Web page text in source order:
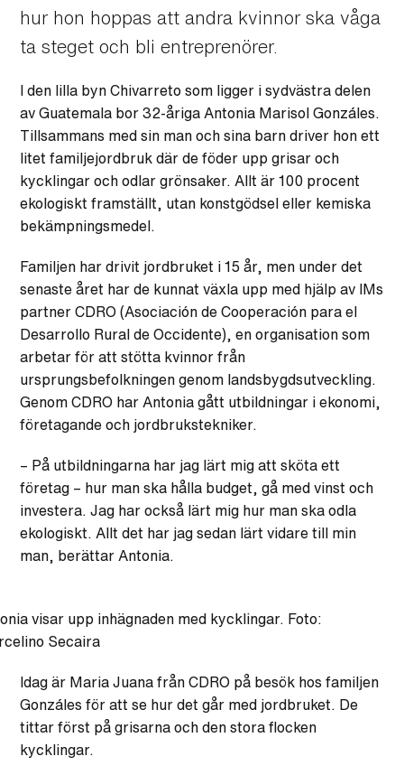
hur hon hoppas att andra kvinnor ska våga
ta steget och bli entreprenörer.
I den lilla byn Chivarreto som ligger i sydvästra delen
av Guatemala bor 32-åriga Antonia Marisol Gonzáles.
Tillsammans med sin man och sina barn driver hon ett
litet familjejordbruk där de föder upp grisar och
kycklingar och odlar grönsaker. Allt är 100 procent
ekologiskt framställt, utan konstgödsel eller kemiska
bekämpningsmedel.
Familjen har drivit jordbruket i 15 år, men under det
senaste året har de kunnat växla upp med hjälp av IMs
partner CDRO (Asociación de Cooperación para el
Desarrollo Rural de Occidente), en organisation som
arbetar för att stötta kvinnor från
ursprungsbefolkningen genom landsbygdsutveckling.
Genom CDRO har Antonia gått utbildningar i ekonomi,
företagande och jordbrukstekniker.
– På utbildningarna har jag lärt mig att sköta ett
företag – hur man ska hålla budget, gå med vinst och
investera. Jag har också lärt mig hur man ska odla
ekologiskt. Allt det har jag sedan lärt vidare till min
man, berättar Antonia.
visar upp inhägnaden med kycklingar. Foto:
Secaira
Idag är Maria Juana från CDRO på besök hos familjen
Gonzáles för att se hur det går med jordbruket. De
tittar först på grisarna och den stora flocken
kycklingar.